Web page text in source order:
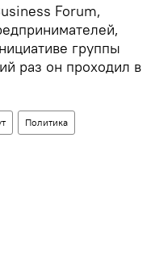
Forum,
группы
раз он проходил в
Политика